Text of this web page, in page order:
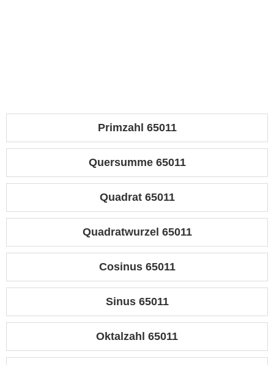
Primzahl 65011
Quersumme 65011
Quadrat 65011
Quadratwurzel 65011
Cosinus 65011
Sinus 65011
Oktalzahl 65011